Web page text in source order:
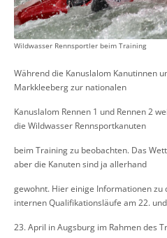
Wildwasser Rennsportler beim Training
Während die Kanuslalom Kanutinnen
Markkleeberg zur nationalen
Kanuslalom Rennen 1 und Rennen 2
die Wildwasser Rennsportkanuten
beim Training zu beobachten. Das
aber die Kanuten sind ja allerhand
gewohnt. Hier einige Informationen
internen Qualifikationsläufe am 22. und
23. April in Augsburg im Rahmen des